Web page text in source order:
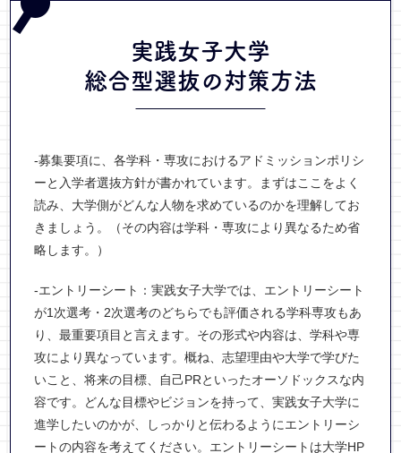
実践女子大学
総合型選抜の対策方法
-募集要項に、各学科・専攻におけるアドミッションポリシ
ーと入学者選抜方針が書かれています。まずはここをよく
読み、大学側がどんな人物を求めているのかを理解してお
きましょう。（その内容は学科・専攻により異なるため省
略します。）
-エントリーシート：実践女子大学では、エントリーシート
が1次選考・2次選考のどちらでも評価される学科専攻もあ
り、最重要項目と言えます。その形式や内容は、学科や専
攻により異なっています。概ね、志望理由や大学で学びた
いこと、将来の目標、自己PRといったオーソドックスな内
容です。どんな目標やビジョンを持って、実践女子大学に
進学したいのかが、しっかりと伝わるようにエントリーシ
ートの内容を考えてください。エントリーシートは大学HP